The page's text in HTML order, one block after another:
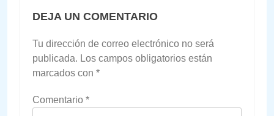
DEJA UN COMENTARIO
Tu dirección de correo electrónico no será
publicada. Los campos obligatorios están
marcados con *
Comentario *